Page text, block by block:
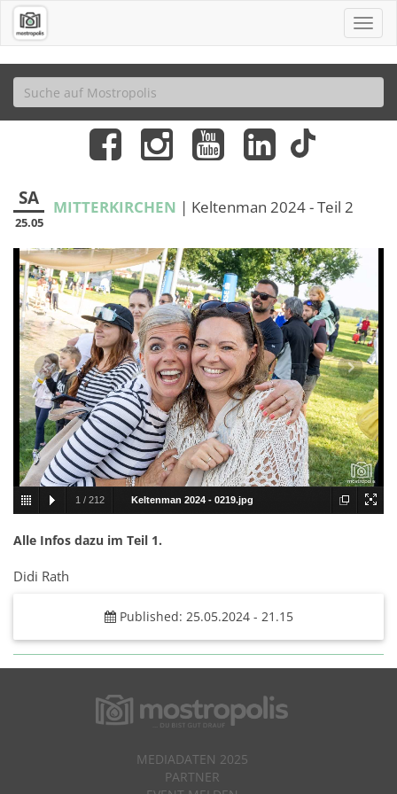
SA
25.05
MITTERKIRCHEN | Keltenman 2024 - Teil 2
1 / 212 Keltenman 2024 - 0219.jpg
Alle Infos dazu im Teil 1.
Didi Rath
Published: 25.05.2024 - 21.15
MEDIADATEN 2025
PARTNER